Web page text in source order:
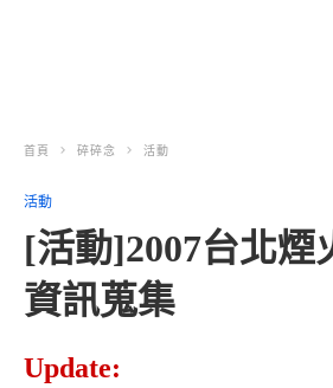
首頁 碎碎念 活動
活動
[活動]2007台北煙
資訊蒐集
Update: